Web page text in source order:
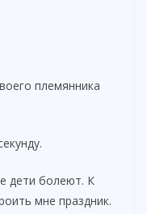
племянника
дети болеют. К
мне праздник.